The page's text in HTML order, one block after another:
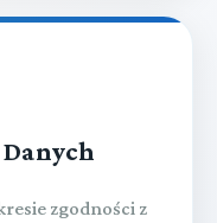
Danych
zgodności z